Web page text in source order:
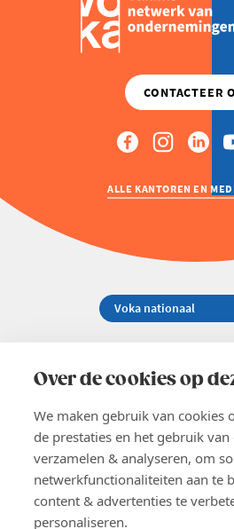
Over de cookies op
We maken gebruik van cookies
de prestaties en het gebruik van
verzamelen & analyseren, om
netwerkfunctionaliteiten aan te
content & advertenties te
personaliseren.
ALLE KANTOREN EN
02 229 81 11
EN